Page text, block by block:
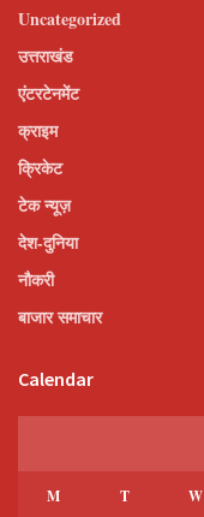
Uncategorized
उत्तराखंड
एंटरटेनमेंट
क्राइम
क्रिकेट
टेक न्यूज़
देश-दुनिया
नौकरी
बाजार समाचार
Calendar
M T W